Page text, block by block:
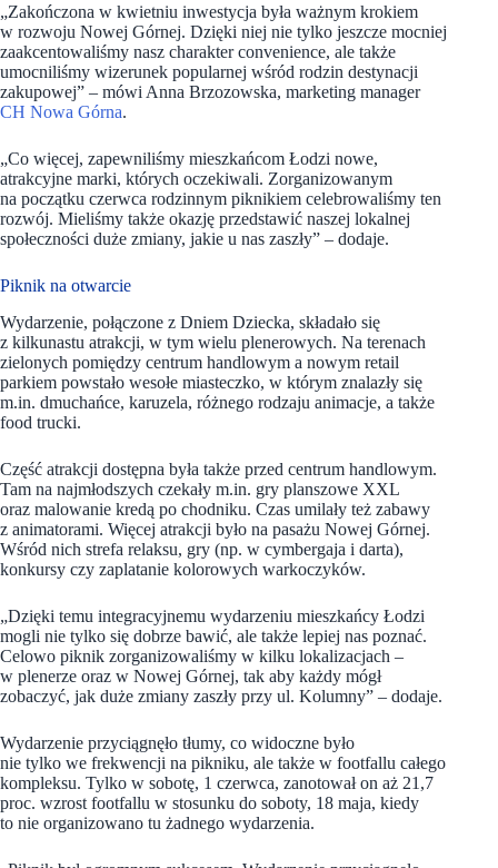
„Zakończona w kwietniu inwestycja była ważnym krokiem
w rozwoju Nowej Górnej. Dzięki niej nie tylko jeszcze mocniej
zaakcentowaliśmy nasz charakter convenience, ale także
umocniliśmy wizerunek popularnej wśród rodzin destynacji
zakupowej” – mówi Anna Brzozowska, marketing manager
CH Nowa Górna.
„Co więcej, zapewniliśmy mieszkańcom Łodzi nowe,
atrakcyjne marki, których oczekiwali. Zorganizowanym
na początku czerwca rodzinnym piknikiem celebrowaliśmy ten
rozwój. Mieliśmy także okazję przedstawić naszej lokalnej
społeczności duże zmiany, jakie u nas zaszły” – dodaje.
Piknik na otwarcie
Wydarzenie, połączone z Dniem Dziecka, składało się
z kilkunastu atrakcji, w tym wielu plenerowych. Na terenach
zielonych pomiędzy centrum handlowym a nowym retail
parkiem powstało wesołe miasteczko, w którym znalazły się
m.in. dmuchańce, karuzela, różnego rodzaju animacje, a także
food trucki.
Część atrakcji dostępna była także przed centrum handlowym.
Tam na najmłodszych czekały m.in. gry planszowe XXL
oraz malowanie kredą po chodniku. Czas umilały też zabawy
z animatorami. Więcej atrakcji było na pasażu Nowej Górnej.
Wśród nich strefa relaksu, gry (np. w cymbergaja i darta),
konkursy czy zaplatanie kolorowych warkoczyków.
„Dzięki temu integracyjnemu wydarzeniu mieszkańcy Łodzi
mogli nie tylko się dobrze bawić, ale także lepiej nas poznać.
Celowo piknik zorganizowaliśmy w kilku lokalizacjach –
w plenerze oraz w Nowej Górnej, tak aby każdy mógł
zobaczyć, jak duże zmiany zaszły przy ul. Kolumny” – dodaje.
Wydarzenie przyciągnęło tłumy, co widoczne było
nie tylko we frekwencji na pikniku, ale także w footfallu całego
kompleksu. Tylko w sobotę, 1 czerwca, zanotował on aż 21,7
proc. wzrost footfallu w stosunku do soboty, 18 maja, kiedy
to nie organizowano tu żadnego wydarzenia.